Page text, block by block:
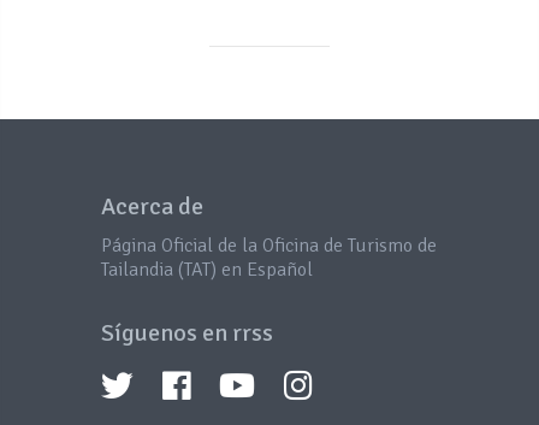
Acerca de
Página Oficial de la Oficina de Turismo de
Tailandia (TAT) en Español
Síguenos en rrss